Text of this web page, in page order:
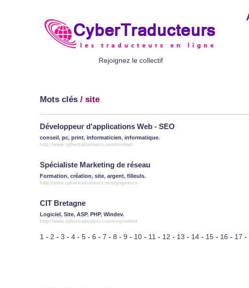
Rejoignez le collectif
Mots clés / site
Développeur d'applications Web - SEO
conseil, pc, print, informaticien, informatique.
http://www.cybertraducteurs.com/contact
Spécialiste Marketing de réseau
Formation, création, site, argent, filleuls.
http://www.cybertraducteurs.com/gagneurs
CIT Bretagne
Logiciel, Site, ASP, PHP, Windev.
http://www.cybertraducteurs.com/mycochet
1 - 2 - 3 - 4 - 5 - 6 - 7 - 8 - 9 - 10 - 11 - 12 - 13 - 14 - 15 - 16 - 17 -